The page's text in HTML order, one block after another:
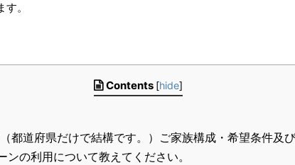
。
Contents [hide]
都道府県だけで結構です。）ご家族構成・希望条件及
ンの利用について教えてください。